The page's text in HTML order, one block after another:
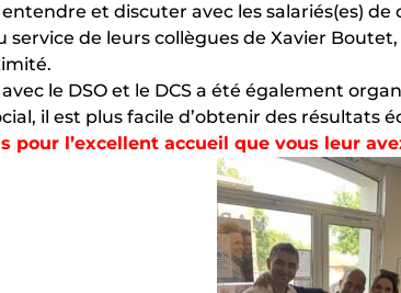
et discuter avec les salariés(es)
service de leurs collègues de Xavier
le DSO et le DCS a été également
il est plus facile d’obtenir des résultats
pour l’excellent accueil que vous leur